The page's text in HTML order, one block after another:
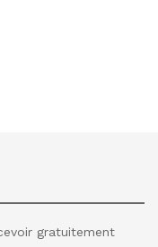
gratuitement